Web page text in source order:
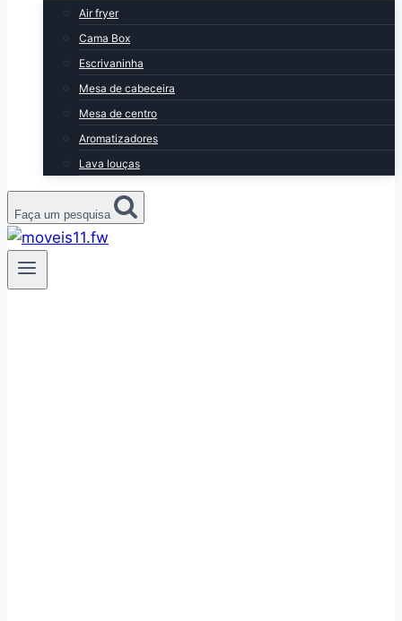
Air fryer
Cama Box
Escrivaninha
Mesa de cabeceira
Mesa de centro
Aromatizadores
Lava louças
Faça um pesquisa